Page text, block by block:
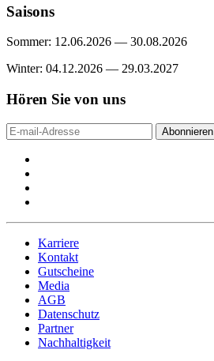
Saisons
Sommer: 12.06.2026 — 30.08.2026
Winter: 04.12.2026 — 29.03.2027
Hören Sie von uns
Abonnieren
Karriere
Kontakt
Gutscheine
Media
AGB
Datenschutz
Partner
Nachhaltigkeit